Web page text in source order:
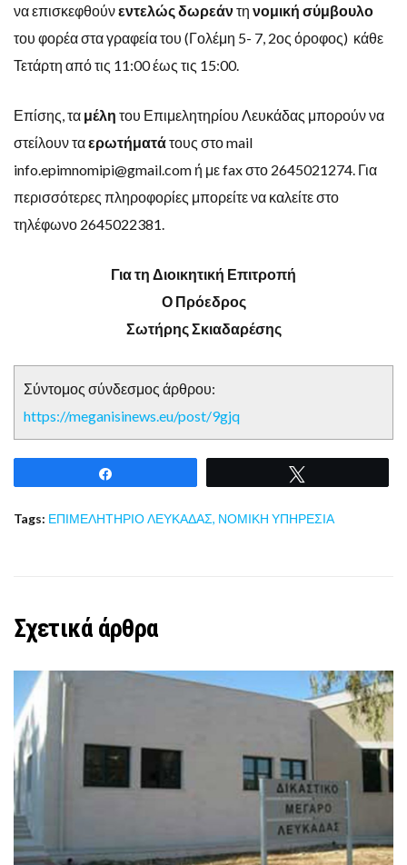
να επισκεφθούνεντελώς δωρεάντη νομική σύμβουλο
του φορέα στα γραφεία του (Γολέμη 5- 7, 2ος όροφος) κάθε
Τετάρτη από τις 11:00 έως τις 15:00.
Επίσης, τα μέλη του Επιμελητηρίου Λευκάδας μπορούν να
στείλουν ταερωτήματάτους στο mail
info.epimnomipi@gmail.com ή με fax στο 2645021274. Για
περισσότερες πληροφορίες μπορείτε να καλείτε στο
τηλέφωνο 2645022381.
Για τη Διοικητική Επιτροπή
Ο Πρόεδρος
Σωτήρης Σκιαδαρέσης
Σύντομος σύνδεσμος άρθρου:
https://meganisinews.eu/post/9gjq
Tags: ΕΠΙΜΕΛΗΤΗΡΙΟ ΛΕΥΚΑΔΑΣ, ΝΟΜΙΚΗ ΥΠΗΡΕΣΙΑ
Σχετικά άρθρα